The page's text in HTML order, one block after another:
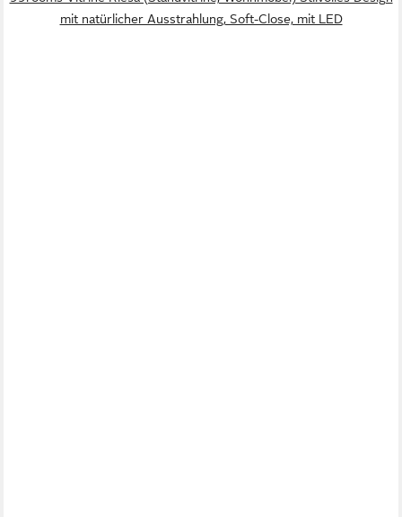
mit natürlicher Ausstrahlung, Soft-Close, mit LED